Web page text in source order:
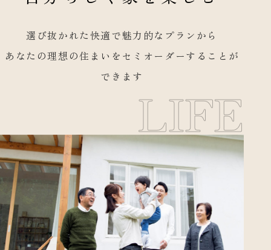
LIFE
選び抜かれた快適で魅力的なプランから
あなたの理想の住まいをセミオーダーすることが
できます